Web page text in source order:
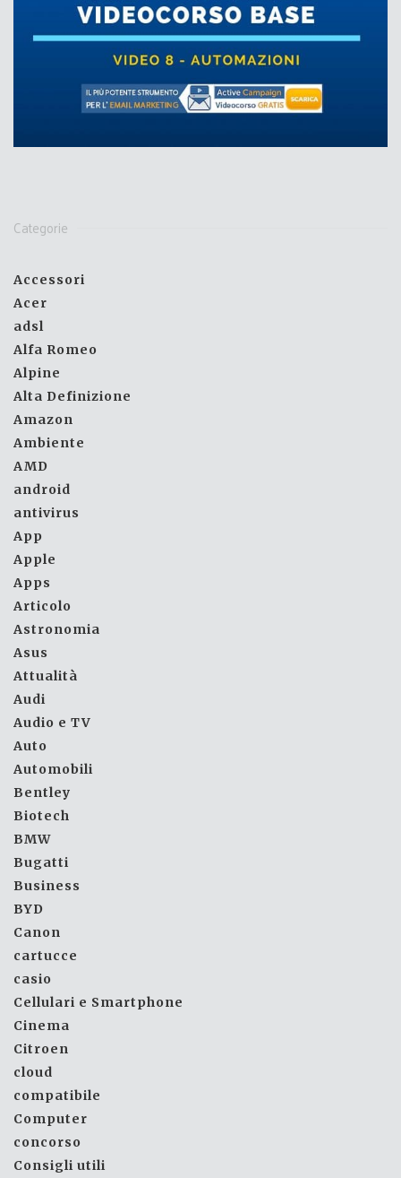
Categorie
Accessori
Acer
adsl
Alfa Romeo
Alpine
Alta Definizione
Amazon
Ambiente
AMD
android
antivirus
App
Apple
Apps
Articolo
Astronomia
Asus
Attualità
Audi
Audio e TV
Auto
Automobili
Bentley
Biotech
BMW
Bugatti
Business
BYD
Canon
cartucce
casio
Cellulari e Smartphone
Cinema
Citroen
cloud
compatibile
Computer
concorso
Consigli utili